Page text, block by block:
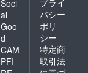
Soci
al
Goo
d
CAM
PFI
プライ
バシー
ポリ
シー
特定商
取引法